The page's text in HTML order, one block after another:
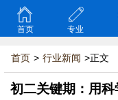
首页 专业
首页 > 行业新闻 >正文
初二关键期：用